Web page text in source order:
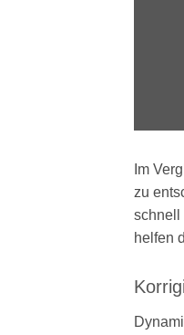
Im
zu
schnell
helfen